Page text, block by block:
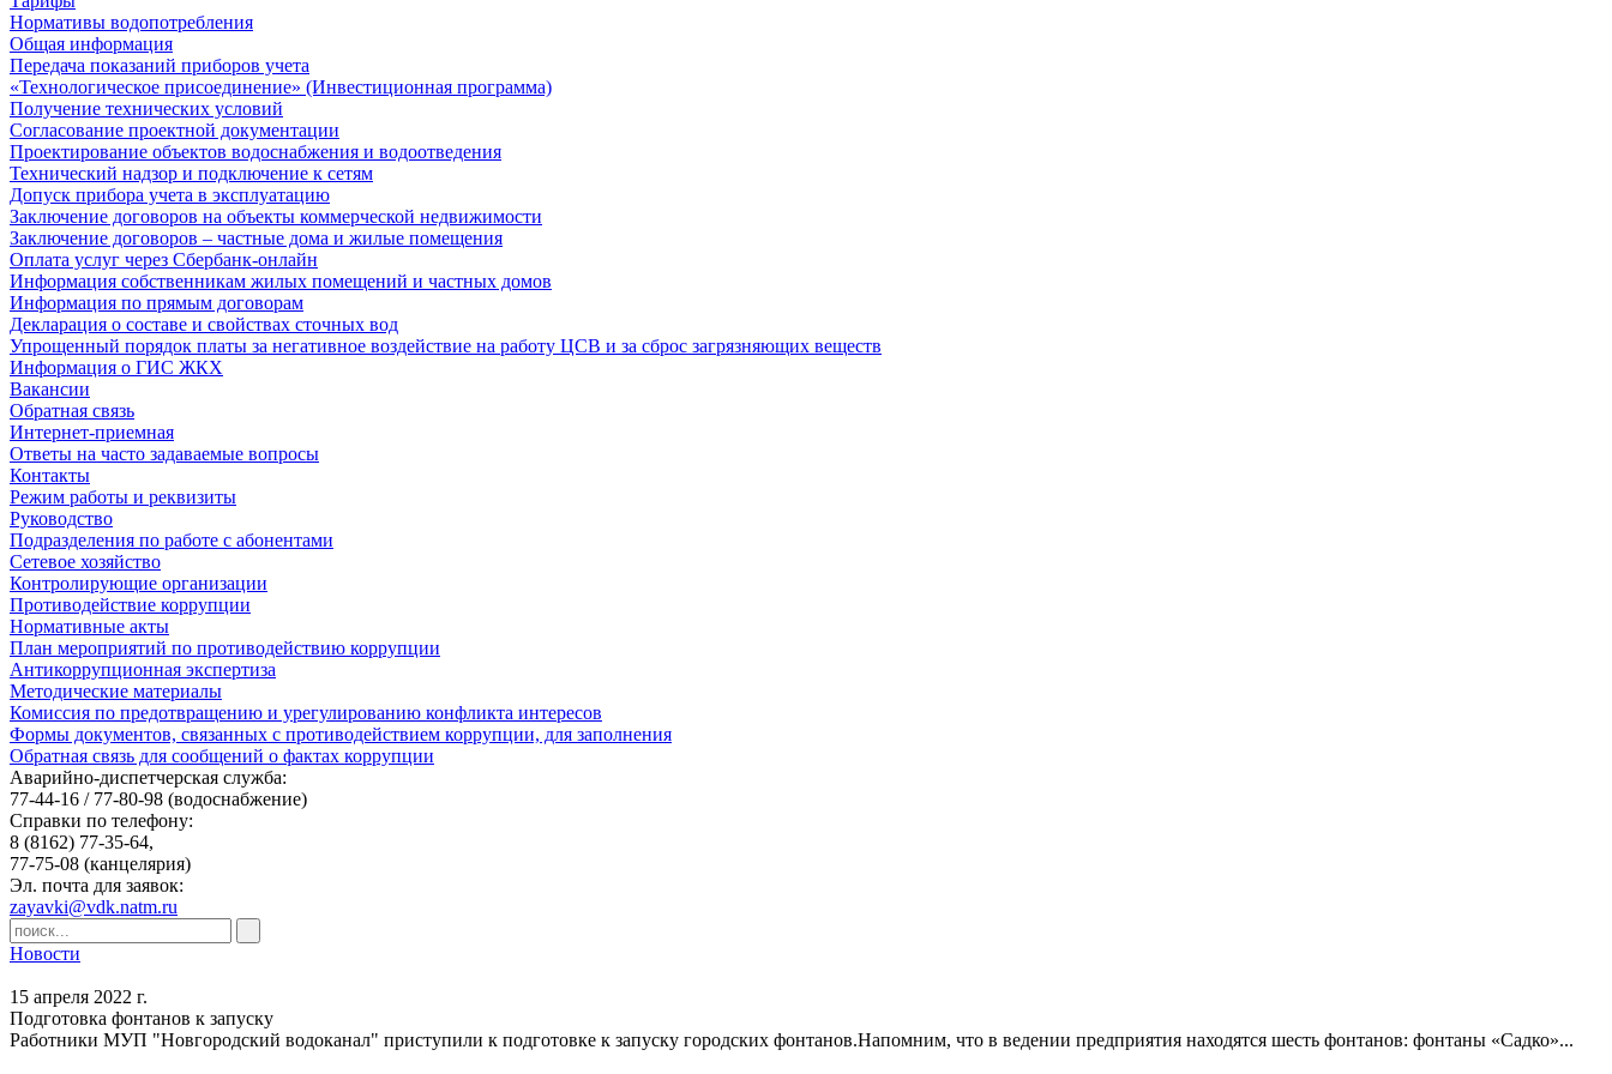
Нормативы водопотребления
Общая информация
Передача показаний приборов учета
«Технологическое присоединение» (Инвестиционная программа)
Получение технических условий
Согласование проектной документации
Проектирование объектов водоснабжения и водоотведения
Технический надзор и подключение к сетям
Допуск прибора учета в эксплуатацию
Заключение договоров на объекты коммерческой недвижимости
Заключение договоров – частные дома и жилые помещения
Оплата услуг через Сбербанк-онлайн
Информация собственникам жилых помещений и частных домов
Информация по прямым договорам
Декларация о составе и свойствах сточных вод
Упрощенный порядок платы за негативное воздействие на работу ЦСВ и за сброс загрязняющих веществ
Информация о ГИС ЖКХ
Вакансии
Обратная связь
Интернет-приемная
Ответы на часто задаваемые вопросы
Контакты
Режим работы и реквизиты
Руководство
Подразделения по работе с абонентами
Сетевое хозяйство
Контролирующие организации
Противодействие коррупции
Нормативные акты
План мероприятий по противодействию коррупции
Антикоррупционная экспертиза
Методические материалы
Комиссия по предотвращению и урегулированию конфликта интересов
Формы документов, связанных с противодействием коррупции, для заполнения
Обратная связь для сообщений о фактах коррупции
Аварийно-диспетчерская служба:
77-44-16 / 77-80-98 (водоснабжение)
Справки по телефону:
8 (8162) 77-35-64,
77-75-08 (канцелярия)
Эл. почта для заявок:
zayavki@vdk.natm.ru
Новости
15 апреля 2022 г.
Подготовка фонтанов к запуску
Работники МУП "Новгородский водоканал" приступили к подготовке к запуску городских фонтанов.Напомним, что в ведении предприятия находятся шесть фонтанов: фонтаны «Садко»...